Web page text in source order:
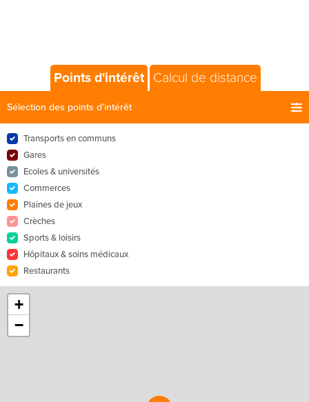
Points d'intérêt Calcul de distance
Sélection des points d'intérêt
Transports en communs
Gares
Ecoles & universités
Commerces
Plaines de jeux
Crèches
Sports & loisirs
Hôpitaux & soins médicaux
Restaurants
+
−